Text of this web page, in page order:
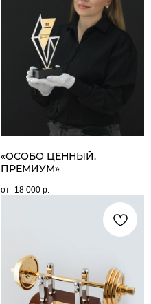
«ОСОБО ЦЕННЫЙ.
ПРЕМИУМ»
18 000 р.